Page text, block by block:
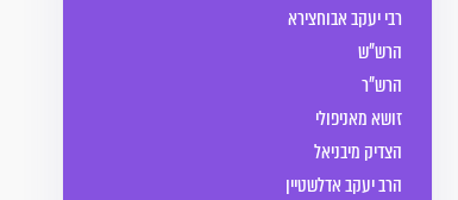
רבי יעקב אבוחצירא
הרש"ש
הרש"ר
זושא מאניפולי
הצדיק מיבניאל
הרב יעקב אדלשטיין